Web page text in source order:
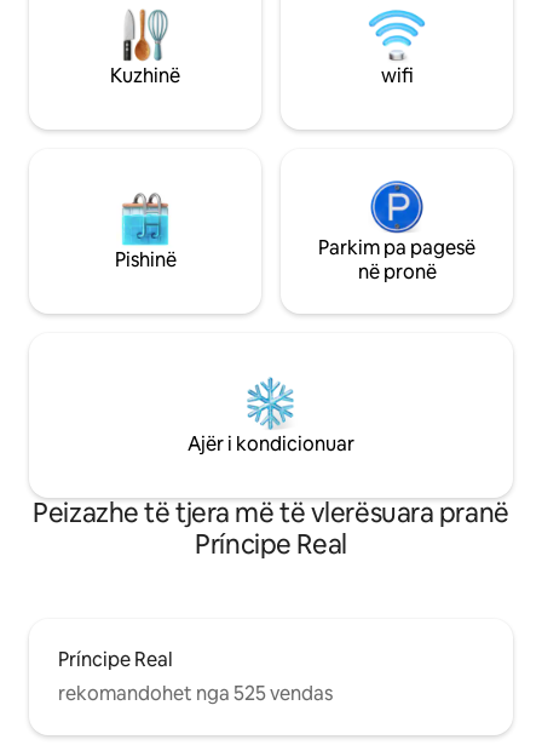
Gjithashtu në të njëjtin nivel ka një
dhomë gjumi private dhe banjë. Në katin
e sipërm, do të gjesh një dhomë gjumi
që hapet në dhomën e ndenjjes. Çdo gjë
përsosmërisë, me dekorim esëll dhe me
apartamentit janë të arritshme. E
disponueshme për të ndihmuar gjatë
qëndrimit. Lofti ndodhet në lagjen
Príncipe Real, e vendosur në krye të një
pamje të bukur të qytetit. Është një lagje
metrosë është Rato, vija e verdhë (10
min në këmbë). Apartamenti ka një vend
Bairro Alto, Carmo, Chiado, Avenida da
Liberdade, Castelo de S. Jorge, Praça do
Natyrore, Bairro Alto.
më këmbë nga
vende sociale.
dedikuara për
Ndodhet nga
Kuzhinë wifi
Pishinë
Parkim pa pagesë
në pronë
Ajër i kondicionuar
Peizazhe të tjera më të vlerësuara pranë
Príncipe Real
Príncipe Real
rekomandohet nga 525 vendas